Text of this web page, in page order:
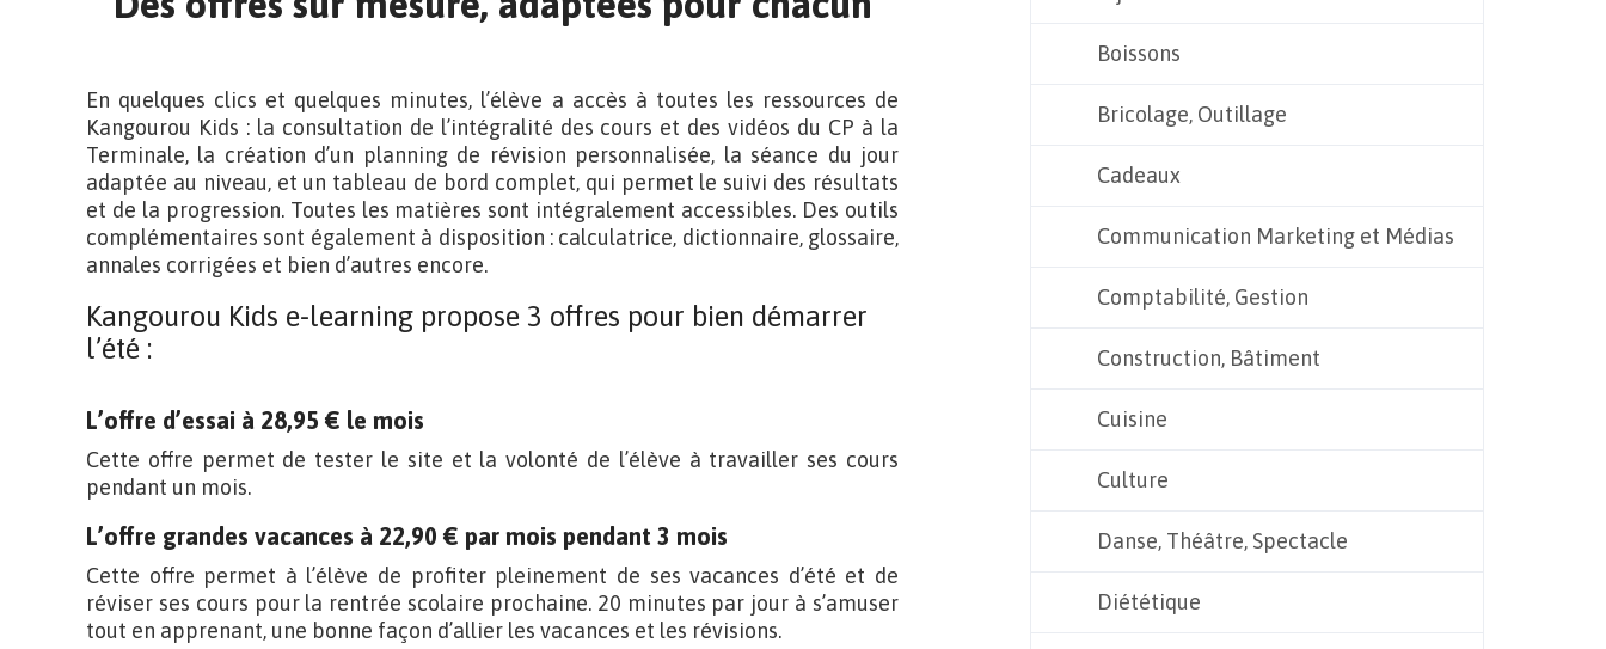
En quelques clics et quelques minutes, l’élève a accès à toutes les ressources de
Kangourou Kids : la consultation de l’intégralité des cours et des vidéos du CP à la
Terminale, la création d’un planning de révision personnalisée, la séance du jour
adaptée au niveau, et un tableau de bord complet, qui permet le suivi des résultats
et de la progression. Toutes les matières sont intégralement accessibles. Des outils
complémentaires sont également à disposition : calculatrice, dictionnaire, glossaire,
annales corrigées et bien d’autres encore.
Kangourou Kids e-learning propose 3 offres pour bien démarrer
l’été :
L’offre d’essai à 28,95 € le mois
Cette offre permet de tester le site et la volonté de l’élève à travailler ses cours
pendant un mois.
L’offre grandes vacances à 22,90 € par mois pendant 3 mois
Cette offre permet à l’élève de profiter pleinement de ses vacances d’été et de
réviser ses cours pour la rentrée scolaire prochaine. 20 minutes par jour à s’amuser
tout en apprenant, une bonne façon d’allier les vacances et les révisions.
Boissons
Bricolage, Outillage
Cadeaux
Communication Marketing et Médias
Comptabilité, Gestion
Construction, Bâtiment
Cuisine
Culture
Danse, Théâtre, Spectacle
Diététique